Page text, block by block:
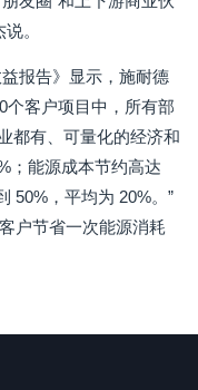
。
报告》显示，施耐德
个客户项目中，所有部
都有、可量化的经济和
；能源成本节约高达
50%，平均为 20%。”
户节省一次能源消耗